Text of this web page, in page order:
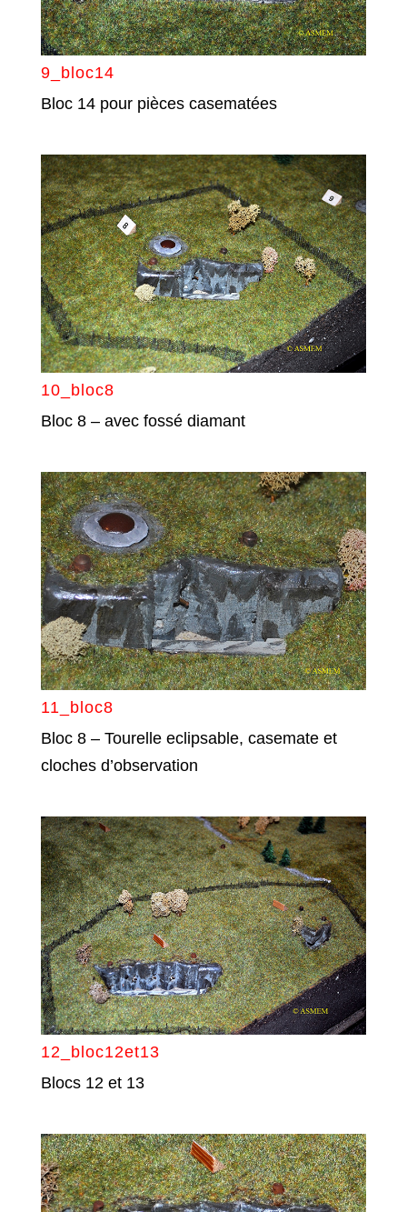
9_bloc14
Bloc 14 pour pièces casematées
10_bloc8
Bloc 8 – avec fossé diamant
11_bloc8
Bloc 8 – Tourelle eclipsable, casemate et
cloches d’observation
12_bloc12et13
Blocs 12 et 13